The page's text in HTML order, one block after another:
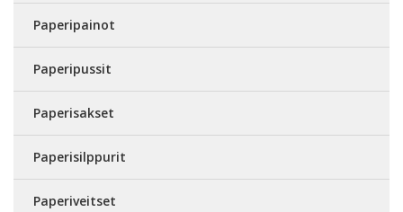
Paperipainot
Paperipussit
Paperisakset
Paperisilppurit
Paperiveitset